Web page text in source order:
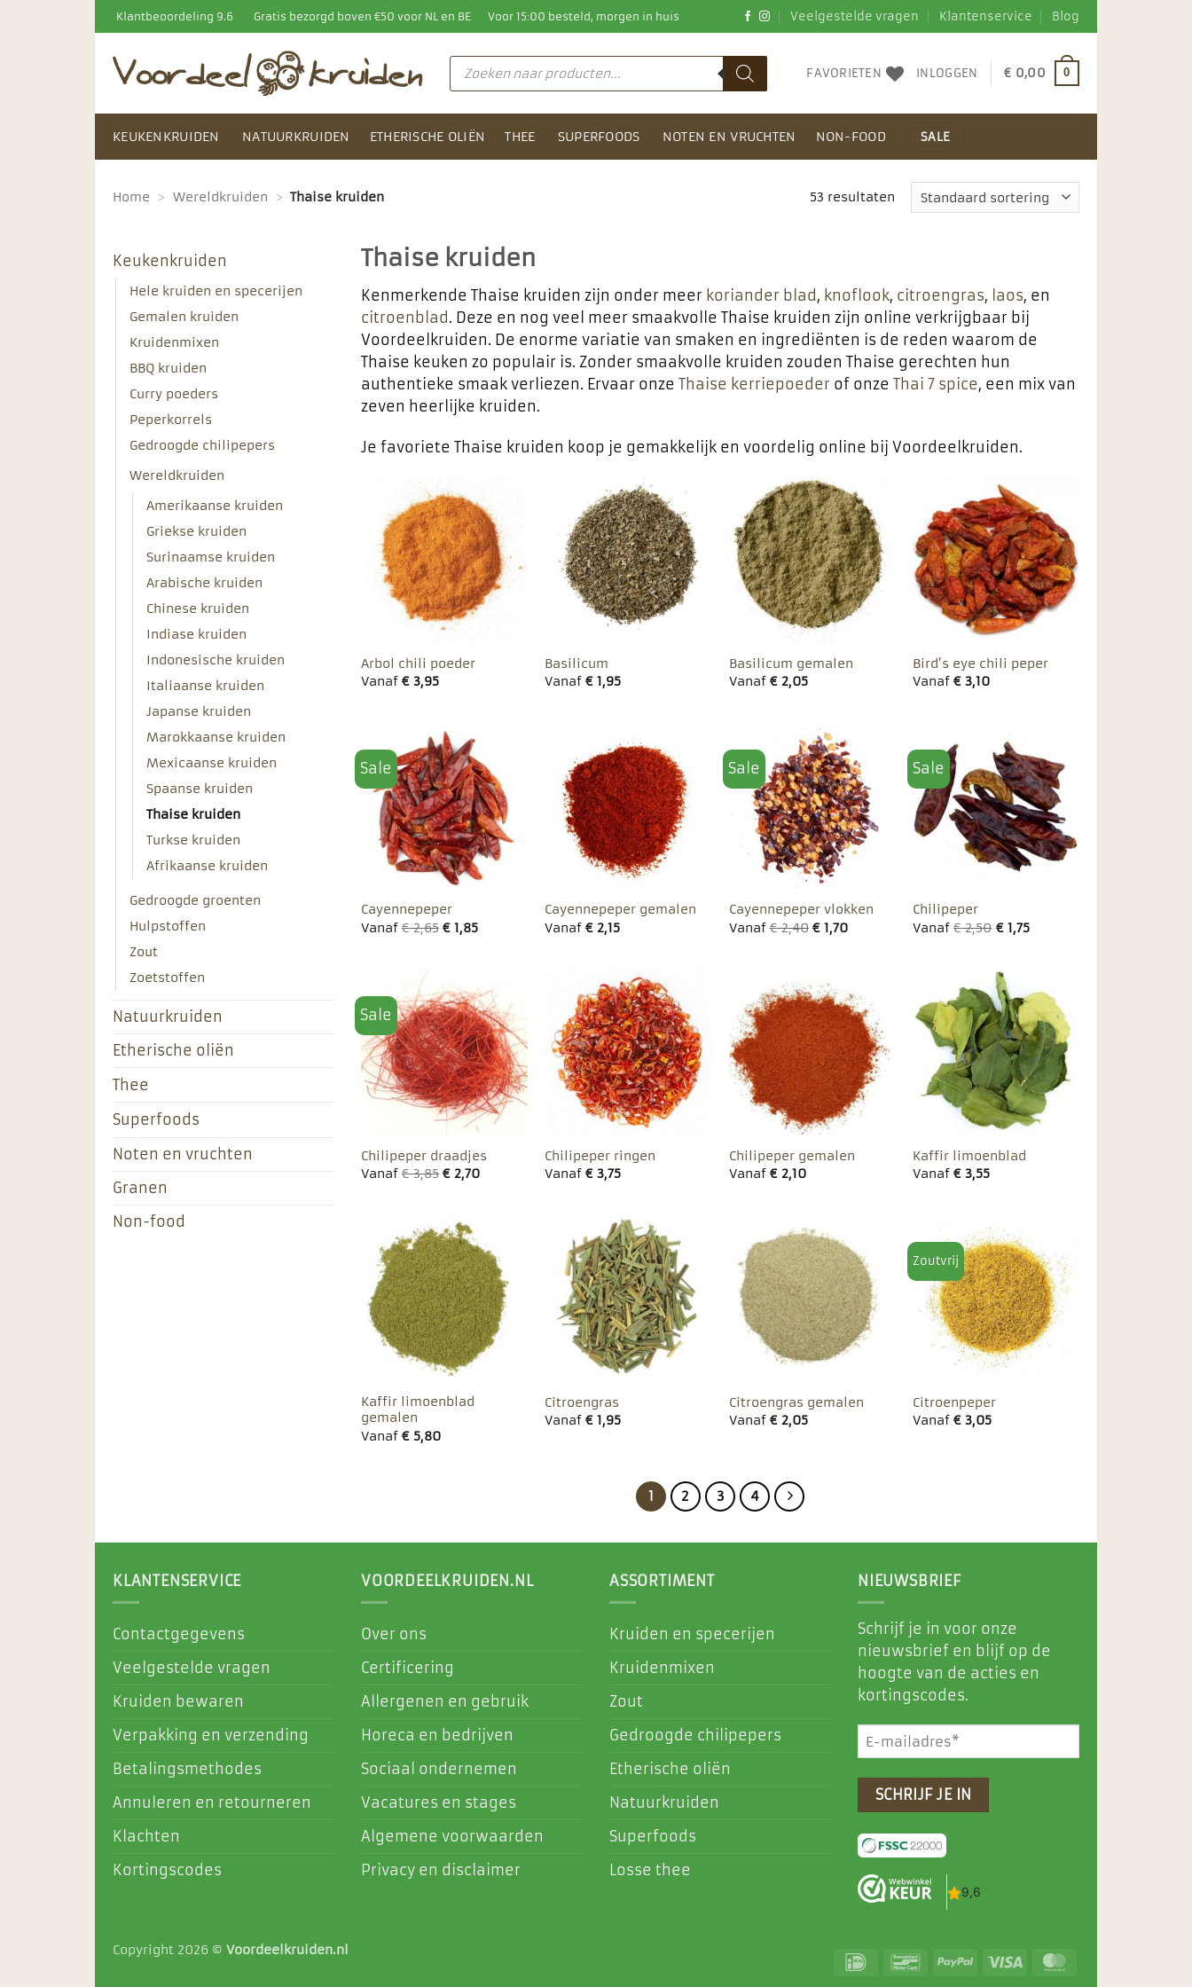
naar
inhoud
Klantbeoordeling 9.6 Gratis bezorgd boven €50 voor NL en BE Voor 15:00 besteld, morgen in huis Veelgestelde vragen Klantenservice Blog
Producten
zoeken FAVORIETEN INLOGGEN € 0,00 0
KEUKENKRUIDEN NATUURKRUIDEN ETHERISCHE OLIËN THEE SUPERFOODS NOTEN EN VRUCHTEN NON-FOOD SALE
Home > Wereldkruiden > Thaise kruiden 53 resultaten
Keukenkruiden
Hele kruiden en specerijen
Gemalen kruiden
Kruidenmixen
BBQ kruiden
Curry poeders
Peperkorrels
Gedroogde chilipepers
Wereldkruiden
Amerikaanse kruiden
Griekse kruiden
Surinaamse kruiden
Arabische kruiden
Chinese kruiden
Indiase kruiden
Indonesische kruiden
Italiaanse kruiden
Japanse kruiden
Marokkaanse kruiden
Mexicaanse kruiden
Spaanse kruiden
Thaise kruiden
Turkse kruiden
Afrikaanse kruiden
Gedroogde groenten
Hulpstoffen
Zout
Zoetstoffen
Natuurkruiden
Etherische oliën
Thee
Superfoods
Noten en vruchten
Granen
Non-food
Thaise kruiden
Kenmerkende Thaise kruiden zijn onder meer koriander blad , knoflook, citroengras, laos, en
citroenblad . Deze en nog veel meer smaakvolle Thaise kruiden zijn online verkrijgbaar bij
Voordeelkruiden. De enorme variatie van smaken en ingrediënten is de reden waarom de
Thaise keuken zo populair is. Zonder smaakvolle kruiden zouden Thaise gerechten hun
authentieke smaak verliezen. Ervaar onze Thaise kerriepoeder of onze Thai 7 spice, een mix van
zeven heerlijke kruiden.
Je favoriete Thaise kruiden koop je gemakkelijk en voordelig online bij Voordeelkruiden.
Toevoegen
aan
favorieten
Arbol chili poeder
Vanaf €3,95
Toevoegen
aan
favorieten
Basilicum
Vanaf€1,95
Toevoegen
aan
favorieten
Basilicum gemalen
Vanaf €2,05
Toevoegen
aan
favorieten
Bird’s eye chili peper
Vanaf€3,10
Sale
Toevoegen
aan
favorieten
Cayennepeper
Vanaf€2,65 €1,85
Toevoegen
aan
favorieten
Cayennepeper gemalen
Vanaf€2,15
Sale
Toevoegen
aan
favorieten
Cayennepeper vlokken
Vanaf€2,40 €1,70
Sale
Toevoegen
aan
favorieten
Chilipeper
Vanaf€2,50 €1,75
Sale
Toevoegen
aan
favorieten
Chilipeper draadjes
Vanaf€3,85 €2,70
Toevoegen
aan
favorieten
Chilipeper ringen
Vanaf€3,75
Toevoegen
aan
favorieten
Chilipeper gemalen
Vanaf €2,10
Toevoegen
aan
favorieten
Kaffir limoenblad
Vanaf€3,55
Toevoegen
aan
favorieten
Kaffir limoenblad
gemalen
Vanaf €5,80
Toevoegen
aan
favorieten
Citroengras
Vanaf€1,95
Toevoegen
aan
favorieten
Citroengras gemalen
Vanaf €2,05
Zoutvrij
Toevoegen
aan
favorieten
Citroenpeper
Vanaf€3,05
1 2 3 4
KLANTENSERVICE
Contactgegevens
Veelgestelde vragen
Kruiden bewaren
Verpakking en verzending
Betalingsmethodes
Annuleren en retourneren
Klachten
Kortingscodes
VOORDEELKRUIDEN.NL
Over ons
Certificering
Allergenen en gebruik
Horeca en bedrijven
Sociaal ondernemen
Vacatures en stages
Algemene voorwaarden
Privacy en disclaimer
ASSORTIMENT
Kruiden en specerijen
Kruidenmixen
Zout
Gedroogde chilipepers
Etherische oliën
Natuurkruiden
Superfoods
Losse thee
NIEUWSBRIEF
Schrijf je in voor onze
nieuwsbrief en blijf op de
hoogte van de acties en
kortingscodes.
E-
mailadres
(Vereist)
IDeal BancontactPayPal Visa
Copyright 2026 © Voordeelkruiden.nl